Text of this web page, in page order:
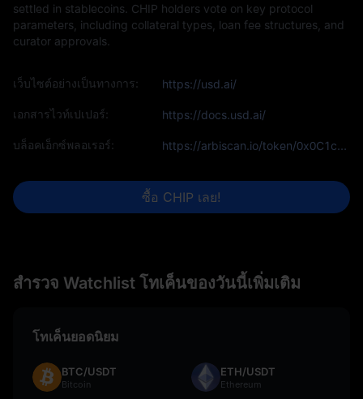
settled in stablecoins. CHIP holders vote on key protocol
parameters, including collateral types, loan fee structures, and
curator approvals.
เว็บไซต์อย่างเป็นทางการ: https://usd.ai/
เอกสารไวท์เปเปอร์: https://docs.usd.ai/
บล็อคเอ็กซ์พลอเรอร์: https://arbiscan.io/token/0x0C1c1C109FE34733fca54b82d7B46B75CFb71F6e
ซื้อ CHIP เลย!
สำรวจ Watchlist โทเค็นของวันนี้เพิ่มเติม
โทเค็นยอดนิยม
BTC/USDT
Bitcoin
ETH/USDT
Ethereum